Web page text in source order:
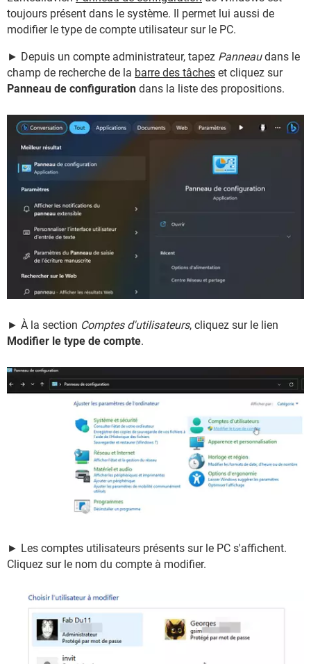
toujours présent dans le système. Il permet lui aussi de
modifier le type de compte utilisateur sur le PC.
► Depuis un compte administrateur, tapez Panneaudans le
champ de recherche de la barre des tâches et cliquez sur
Panneau de configuration dans la liste des propositions.
► À la section Comptes d'utilisateurs, cliquez sur le lien
Modifier le type de compte.
► Les comptes utilisateurs présents sur le PC s'affichent.
Cliquez sur le nom du compte à modifier.